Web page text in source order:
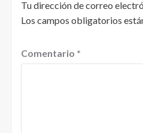
Tu dirección de correo
Los campos obligatorios
Comentario *